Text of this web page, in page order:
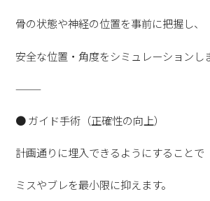
骨の状態や神経の位置を事前に把握し、
安全な位置・角度をシミュレーションし
⸻
● ガイド手術（正確性の向上）
計画通りに埋入できるようにすることで
ミスやブレを最小限に抑えます。